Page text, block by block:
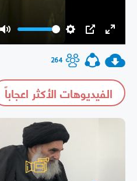
264
الفيديوهات الأكثر اعجاباً